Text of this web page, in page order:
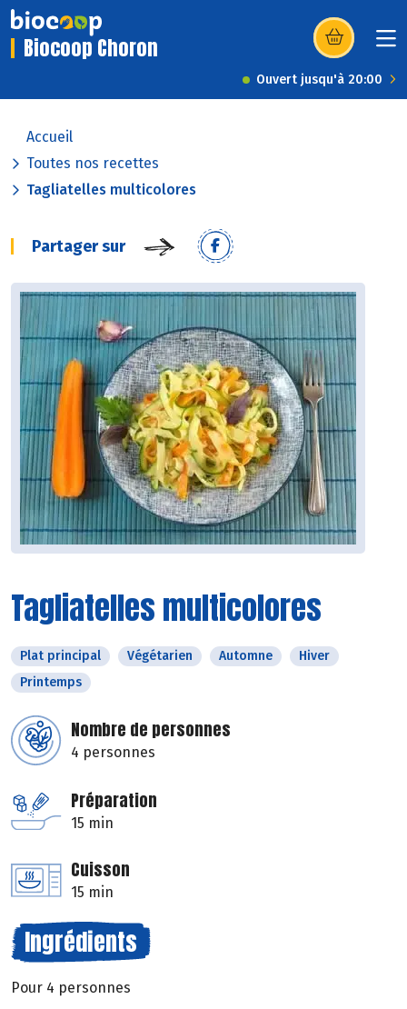
Biocoop Choron (s’ouvre dans
Ouvert jusqu'à 20:00
Accueil
Toutes nos recettes
Tagliatelles multicolores
Partager sur
Tagliatelles multicolores
Plat principal Végétarien Automne
Hiver
Printemps
Nombre de personnes
4 personnes
Préparation
15 min
Cuisson
15 min
Ingrédients
Pour 4 personnes